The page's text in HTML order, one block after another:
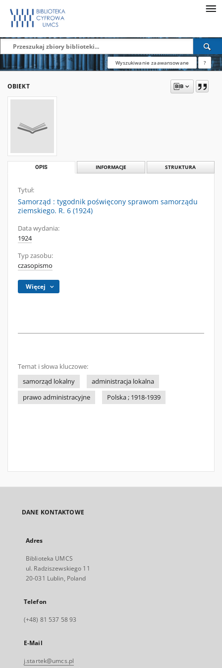
Wyszukiwanie zaawansowane ?
OBIEKT
OPIS INFORMACJE STRUKTURA
Tytuł:
Samorząd : tygodnik poświęcony sprawom samorządu
ziemskiego. R. 6 (1924)
Data wydania:
1924
Typ zasobu:
czasopismo
Więcej
Temat i słowa kluczowe:
samorząd lokalny
administracja lokalna
prawo administracyjne
Polska ; 1918-1939
DANE KONTAKTOWE
Adres
Biblioteka UMCS
ul. Radziszewskiego 11
20-031 Lublin, Poland
Telefon
(+48) 81 537 58 93
E-Mail
j.startek@umcs.pl